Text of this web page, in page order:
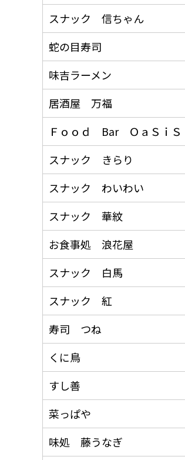
スナック 信ちゃん
蛇の目寿司
味吉ラーメン
居酒屋 万福
Ｆｏｏｄ Bar ＯａＳｉＳ
スナック きらり
スナック わいわい
スナック 華紋
お食事処 浪花屋
スナック 白馬
スナック 紅
寿司 つね
くに鳥
すし善
菜っぱや
味処 藤うなぎ